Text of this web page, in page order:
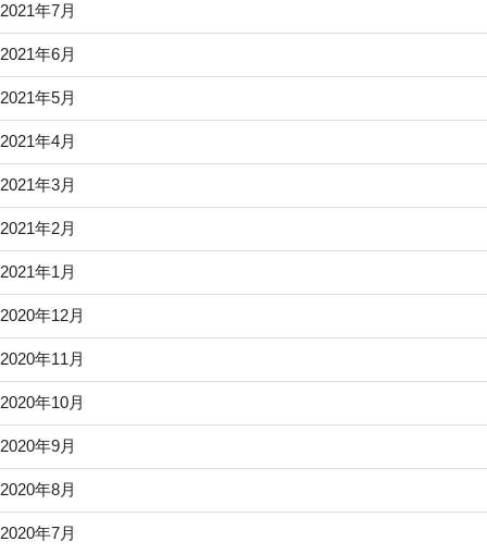
2021年7月
2021年6月
2021年5月
2021年4月
2021年3月
2021年2月
2021年1月
2020年12月
2020年11月
2020年10月
2020年9月
2020年8月
2020年7月